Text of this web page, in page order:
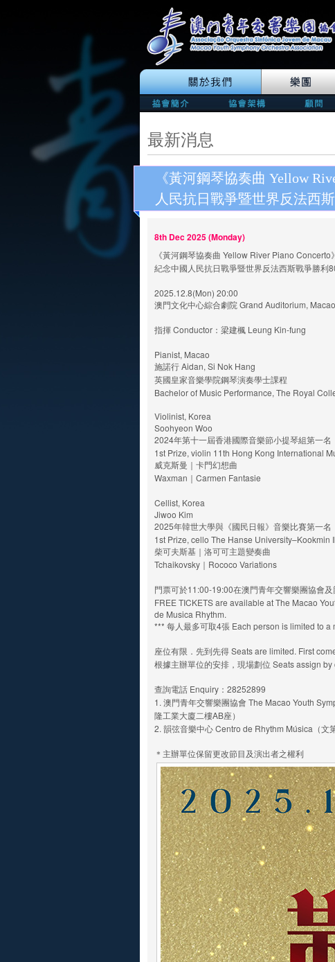
最新消息
《黃河鋼琴協奏曲 Yellow
人民抗日戰爭暨世界反法西
8th Dec 2025 (Monday)
《黃河鋼琴協奏曲 Yellow River Piano Concerto》
紀念中國人民抗日戰爭暨世界反法西斯戰爭勝利
2025.12.8(Mon) 20:00
澳門文化中心綜合劇院 Grand Auditorium,
指揮 Conductor：梁建楓 Leung Kin-fung
Pianist, Macao
施諾行 Aidan, Si Nok Hang
英國皇家音樂學院鋼琴演奏學士課程
Bachelor of Music Performance, The Royal
Violinist, Korea
Soohyeon Woo
2024年第十一屆香港國際音樂節小提琴組第一名
1st Prize, violin 11th Hong Kong International
威克斯曼｜卡門幻想曲
Waxman｜Carmen Fantasie
Cellist, Korea
Jiwoo Kim
2025年韓世大學與《國民日報》音樂比賽第一名
1st Prize, cello The Hanse University–Kookmin
柴可夫斯基｜洛可可主題變奏曲
Tchaikovsky｜Rococo Variations
門票可於11:00-19:00在澳門青年交響樂團協會
FREE TICKETS are available at The Macao
de Musica Rhythm.
*** 每人最多可取4張 Each person is limited to a
座位有限．先到先得 Seats are limited. First
根據主辦單位的安排，現場劃位 Seats assign
查詢電話 Enquiry：28252899
1. 澳門青年交響樂團協會 The Macao Youth
隆工業大廈二樓AB座）
2. 韻弦音樂中心 Centro de Rhythm Música（文
＊主辦單位保留更改節目及演出者之權利